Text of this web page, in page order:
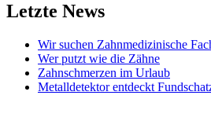
Letzte News
Wir suchen Zahnmedizinische
Wer putzt wie die Zähne
Zahnschmerzen im Urlaub
Metalldetektor entdeckt